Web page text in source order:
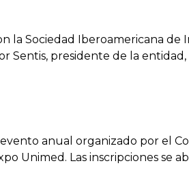
la Sociedad Iberoamericana de
presidente de la
anual organizado por el
Unimed. Las inscripciones